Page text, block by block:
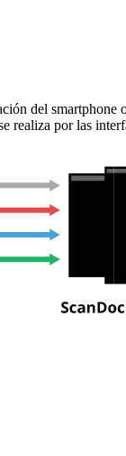
del
realiza por las